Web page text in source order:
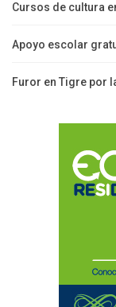
Cursos de cultura
Apoyo escolar
Furor en Tigre por